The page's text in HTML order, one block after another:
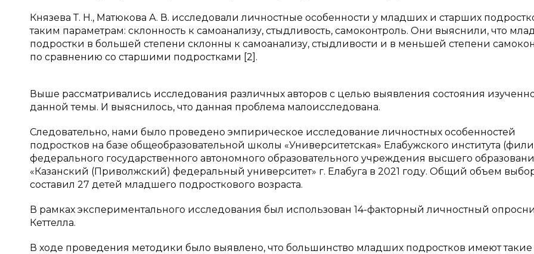
Князева Т. Н., Матюкова А. В. исследовали личностные особенности у младших и старших
таким параметрам: склонность к самоанализу, стыдливость, самоконтроль. Они выяснили, что
подростки в большей степени склонны к самоанализу, стыдливости и в меньшей степени
по сравнению со старшими подростками [2].
Выше рассматривались исследования различных авторов с целью выявления состояния
данной темы. И выяснилось, что данная проблема малоисследована.
Следовательно, нами было проведено эмпирическое исследование личностных особенностей
подростков на базе общеобразовательной школы «Университетская» Елабужского института
федерального государственного автономного образовательного учреждения высшего
«Казанский (Приволжский) федеральный университет» г. Елабуга в 2021 году. Общий объем
составил 27 детей младшего подросткового возраста.
В рамках экспериментального исследования был использован 14-факторный личностный
Кеттелла.
В ходе проведения методики было выявлено, что большинство младших подростков имеют такие